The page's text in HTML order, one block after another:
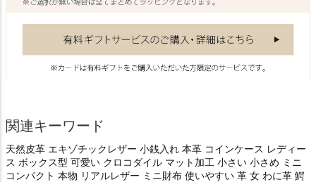
関連キーワード
天然皮革 エキゾチックレザー 小銭入れ 本革 コインケース レディー
ス ボックス型 可愛い クロコダイル マット加工 小さい 小さめ ミニ
コンパクト 本物 リアルレザー ミニ財布 使いやすい 革 女 わに革 鰐